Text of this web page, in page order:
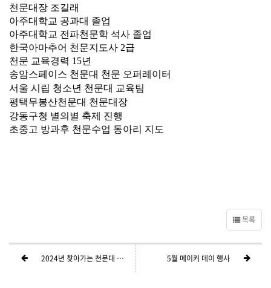
천문대장 조길래
아주대학교 공과대 졸업
아주대학교 전파천문학 석사 졸업
한국아마추어 천문지도사 2급
천문 교육경력 15년
송암스페이스 천문대 천문 오퍼레이터
서울 시립 청소년 천문대 교육팀
평택무봉산천문대 천문대장
강동구청 별의별 축제 진행
초중고 방과후 천문수업 동아리 지도
목록
2024년 찾아가는 천문대 교육비 안내 5월 메이커 데이 행사